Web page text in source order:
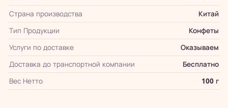
Страна производства
Китай
Тип Продукции
Конфеты
Услуги по доставке
Оказываем
Доставка до транспортной компании
Бесплатно
Вес Нетто
100 г